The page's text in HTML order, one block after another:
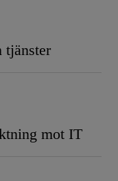
tjänster
mot IT